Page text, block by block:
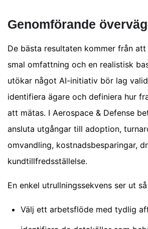
Genomförande
De bästa resultaten kommer från
smal omfattning och en realistisk
utökar något AI-initiativ bör lag
identifiera ägare och definiera hur
att mätas. I Aerospace & Defense
ansluta utgångar till adoption,
omvandling, kostnadsbesparingar,
kundtillfredsställelse.
En enkel utrullningssekvens ser ut
Välj ett arbetsflöde med tydlig